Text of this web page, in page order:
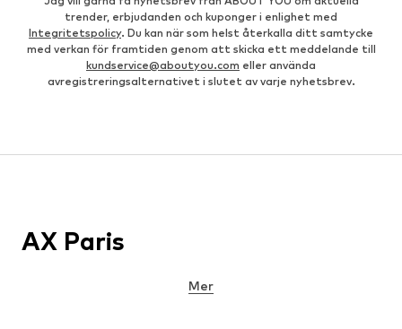
trender, erbjudanden och kuponger i enlighet med
Integritetspolicy. Du kan när som helst återkalla ditt samtycke
med verkan för framtiden genom att skicka ett meddelande till
kundservice@aboutyou.com eller använda
avregistreringsalternativet i slutet av varje nyhetsbrev.
AX Paris
Mer